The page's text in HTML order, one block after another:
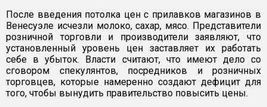
После введения потолка цен с прилавков магазинов в
Венесуэле исчезли молоко, сахар, мясо. Представители
розничной торговли и производители заявляют, что
установленный уровень цен заставляет их работать
себе в убыток. Власти считают, что имеют дело со
сговором спекулянтов, посредников и розничных
торговцев, которые намеренно создают дефицит для
того, чтобы вынудить правительство повысить цены.